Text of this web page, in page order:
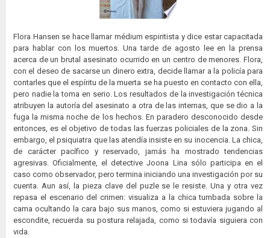
Flora Hansen se hace llamar médium espiritista y dice estar capacitada
para hablar con los muertos. Una tarde de agosto lee en la prensa
acerca de un brutal asesinato ocurrido en un centro de menores. Flora,
con el deseo de sacarse un dinero extra, decide llamar a la policía para
contarles que el espíritu de la muerta se ha puesto en contacto con ella,
pero nadie la toma en serio. Los resultados de la investigación técnica
atribuyen la autoría del asesinato a otra de las internas, que se dio a la
fuga la misma noche de los hechos. En paradero desconocido desde
entonces, es el objetivo de todas las fuerzas policiales de la zona. Sin
embargo, el psiquiatra que las atendía insiste en su inocencia. La chica,
de carácter pacífico y reservado, jamás ha mostrado tendencias
agresivas. Oficialmente, el detective Joona Lina sólo participa en el
caso como observador, pero termina iniciando una investigación por su
cuenta. Aun así, la pieza clave del puzle se le resiste. Una y otra vez
repasa el escenario del crimen: visualiza a la chica tumbada sobre la
cama ocultando la cara bajo sus manos, como si estuviera jugando al
escondite, recuerda su postura relajada, como si todavía siguiera con
vida.